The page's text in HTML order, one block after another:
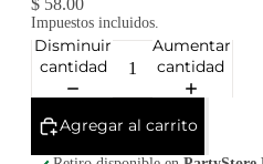
$ 58.00
Impuestos incluidos.
Disminuir
cantidad
Aumentar
cantidad
Agregar al carrito